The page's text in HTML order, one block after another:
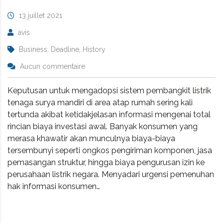
13 juillet 2021
avis
Business, Deadline, History
Aucun commentaire
Keputusan untuk mengadopsi sistem pembangkit listrik
tenaga surya mandiri di area atap rumah sering kali
tertunda akibat ketidakjelasan informasi mengenai total
rincian biaya investasi awal. Banyak konsumen yang
merasa khawatir akan munculnya biaya-biaya
tersembunyi seperti ongkos pengiriman komponen, jasa
pemasangan struktur, hingga biaya pengurusan izin ke
perusahaan listrik negara. Menyadari urgensi pemenuhan
hak informasi konsumen…